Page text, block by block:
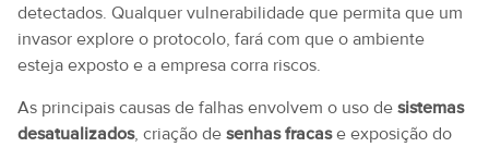
detectados. Qualquer vulnerabilidade que permita que um
invasor explore o protocolo, fará com que o ambiente
esteja exposto e a empresa corra riscos.
As principais causas de falhas envolvem o uso de sistemas
desatualizados, criação de senhas fracase exposição do